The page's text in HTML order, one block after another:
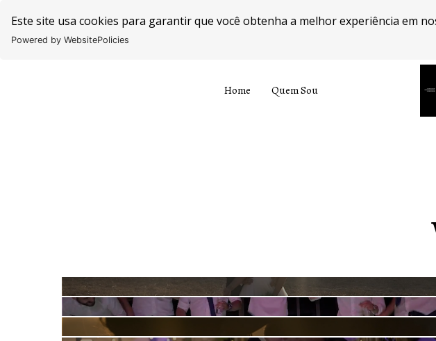
Este site usa cookies para garantir que você obtenha a melhor experiência em
Powered by WebsitePolicies
Home Quem Sou